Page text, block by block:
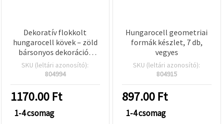
Dekoratív flokkolt
hungarocell kövek – zöld
bársonyos dekorációs
elemek, vegyes méret 50–
110 mm, 6 db
SKU (leltári azonosító):
804994
1170.00 Ft
1-4 csomag
Hungarocell geometriai
formák készlet, 7 db,
vegyes
SKU (leltári azonosító):
804915
897.00 Ft
1-4 csomag